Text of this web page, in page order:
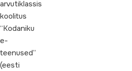
arvutiklassis
koolitus
“Kodaniku
e-
teenused”
(eesti